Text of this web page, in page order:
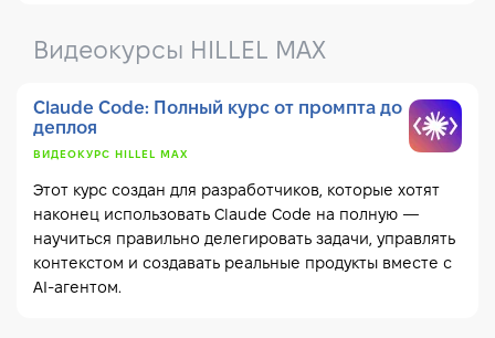
Видеокурсы HILLEL MAX
Claude Code: Полный курс от промпта до
деплоя
ВИДЕОКУРС HILLEL MAX
Этот курс создан для разработчиков, которые хотят
наконец использовать Claude Code на полную —
научиться правильно делегировать задачи, управлять
контекстом и создавать реальные продукты вместе с
AI-агентом.